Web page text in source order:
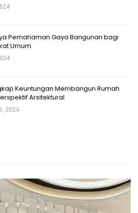
Pemahaman Gaya Bangunan bagi
Umum
Keuntungan Membangun Rumah
Arsitektural
2024